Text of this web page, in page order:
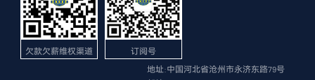
欠款欠薪维权渠道
订阅号
地址:中国河北省沧州市永济东路79号